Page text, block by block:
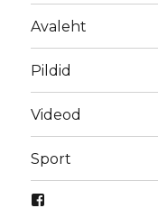
Avaleht
Pildid
Videod
Sport